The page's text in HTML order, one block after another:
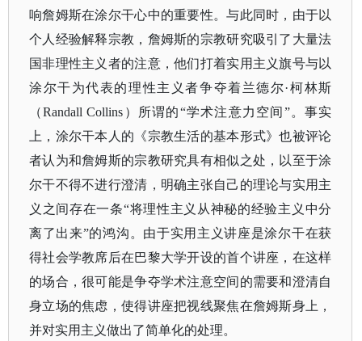
响詹姆斯在涂尔干心中的重要性。与此同时，由于以
个人经验解释宗教，詹姆斯的宗教研究吸引了大量法
国非理性主义者的注意，他们打着实用主义旗号与以
涂尔干为代表的理性主义者争夺着兰德尔·柯林斯
（Randall Collins）所谓的“学术注意力空间”。事实
上，涂尔干本人的《宗教生活的基本形式》也被评论
者认为和詹姆斯的宗教研究具有相似之处，以至于涂
尔干不得不进行澄清，明确主张自己的理论与实用主
义之间存在一条“将理性主义从神秘的经验主义中分
离了出来”的鸿沟。由于实用主义讲座是涂尔干在获
得社会学教席后在巴黎大学开设的首个讲座，在这样
的场合，很可能是争夺学术注意空间的需要和澄清自
身立场的焦虑，使得讲座把视线聚焦在詹姆斯身上，
并对实用主义做出了简单化的处理。